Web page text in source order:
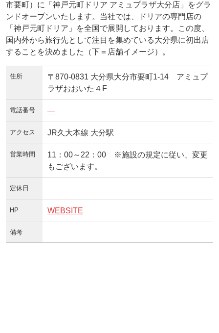
市要町）に「神戸元町ドリア アミュプラザ大分店」をグラ
ンドオープンいたします。当社では、ドリアの専門店の
「神戸元町ドリア」を全国で展開しております。この度、
国内外から旅行先として注目を集めている大分県に初出店
することを決めました（下＝店舗イメージ）。
住所
〒870-0831 大分県大分市要町1-14 アミュプ
ラザおおいた４F
電話番号 —
アクセス JR久大本線 大分駅
営業時間
11：00～22：00 ※施設の規定に従い、変更
もございます。
定休日
HP WEBSITE
備考